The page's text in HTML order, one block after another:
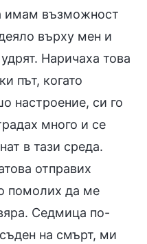
имам възможност
върху мен и
Наричаха това
път, когато
настроение, си го
много и се
в тази среда.
отправих
помолих да ме
Седмица по-
на смърт, ми